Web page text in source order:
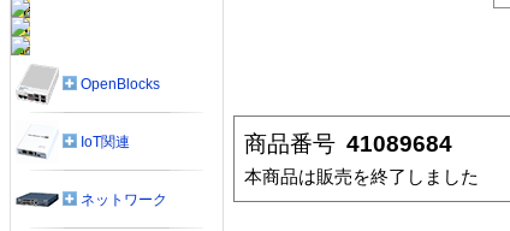
商品番号 41089684
本商品は販売を終了しました
OpenBlocks
IoT関連
ネットワーク